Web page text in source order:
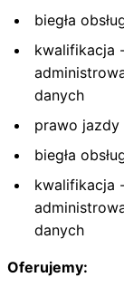
biegła
kwalifikacja
danych
prawo
biegła
kwalifikacja
danych
Oferujemy: